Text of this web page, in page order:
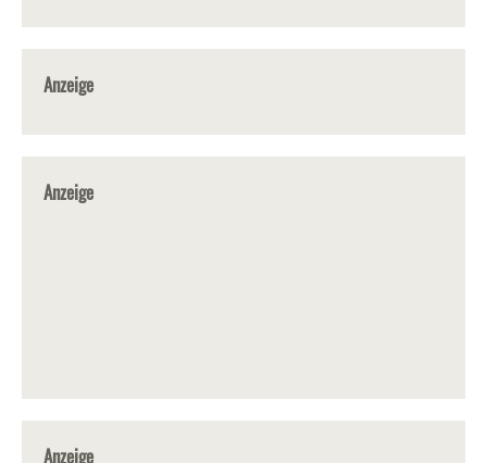
Anzeige
Anzeige
Anzeige